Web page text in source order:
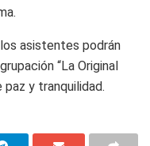
asistentes podrán
“La Original
paz y tranquilidad.